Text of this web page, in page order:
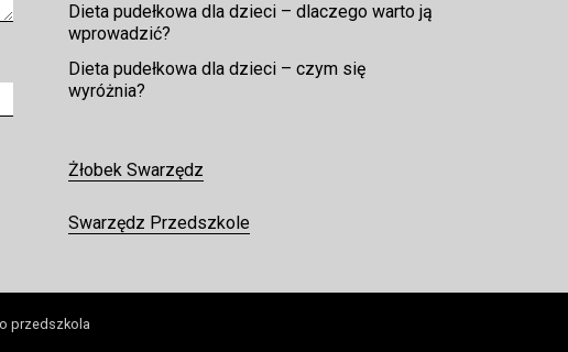
Dieta pudełkowa dla dzieci – dlaczego warto ją
wprowadzić?
Dieta pudełkowa dla dzieci – czym się
wyróżnia?
Żłobek Swarzędz
Swarzędz Przedszkole
przedszkola